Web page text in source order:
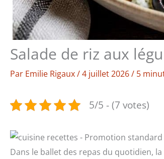
Salade de riz aux
Par Emilie Rigaux/4 juillet 2026/ 5
5/5 - (7 votes)
Dans le ballet des repas du quotidien,